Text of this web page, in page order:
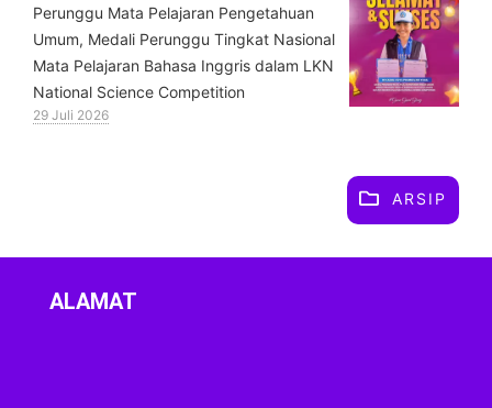
Perunggu Mata Pelajaran Pengetahuan
Umum, Medali Perunggu Tingkat Nasional
Mata Pelajaran Bahasa Inggris dalam LKN
National Science Competition
29 Juli 2026
ARSIP
ALAMAT